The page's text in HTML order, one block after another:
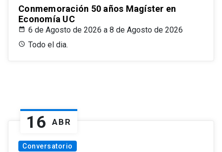
Conmemoración 50 años Magíster en
Economía UC
6 de Agosto de 2026 a 8 de Agosto de 2026
Todo el dia.
16 ABR
Conversatorio